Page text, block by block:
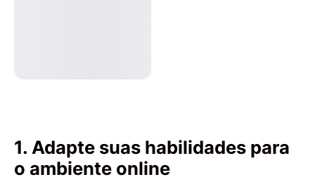
1. Adapte suas habilidades para
o ambiente online